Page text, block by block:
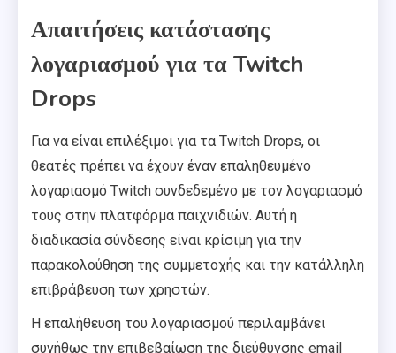
Απαιτήσεις κατάστασης
λογαριασμού για τα Twitch
Drops
Για να είναι επιλέξιμοι για τα Twitch Drops, οι
θεατές πρέπει να έχουν έναν επαληθευμένο
λογαριασμό Twitch συνδεδεμένο με τον λογαριασμό
τους στην πλατφόρμα παιχνιδιών. Αυτή η
διαδικασία σύνδεσης είναι κρίσιμη για την
παρακολούθηση της συμμετοχής και την κατάλληλη
επιβράβευση των χρηστών.
Η επαλήθευση του λογαριασμού περιλαμβάνει
συνήθως την επιβεβαίωση της διεύθυνσης email